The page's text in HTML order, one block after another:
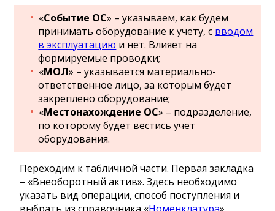
«Событие ОС» – указываем, как будем
принимать оборудование к учету, с вводом
в эксплуатацию и нет. Влияет на
формируемые проводки;
«МОЛ» – указывается материально-
ответственное лицо, за которым будет
закреплено оборудование;
«Местонахождение ОС» – подразделение,
по которому будет вестись учет
оборудования.
Переходим к табличной части. Первая закладка
– «Внеоборотный актив». Здесь необходимо
указать вид операции, способ поступления и